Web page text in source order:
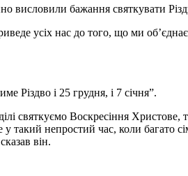
висловили бажання святкувати
усіх нас до того, що ми
Різдво і 25 грудня, і 7 січня”.
святкуємо Воскресіння
непростий час, коли багато
він.